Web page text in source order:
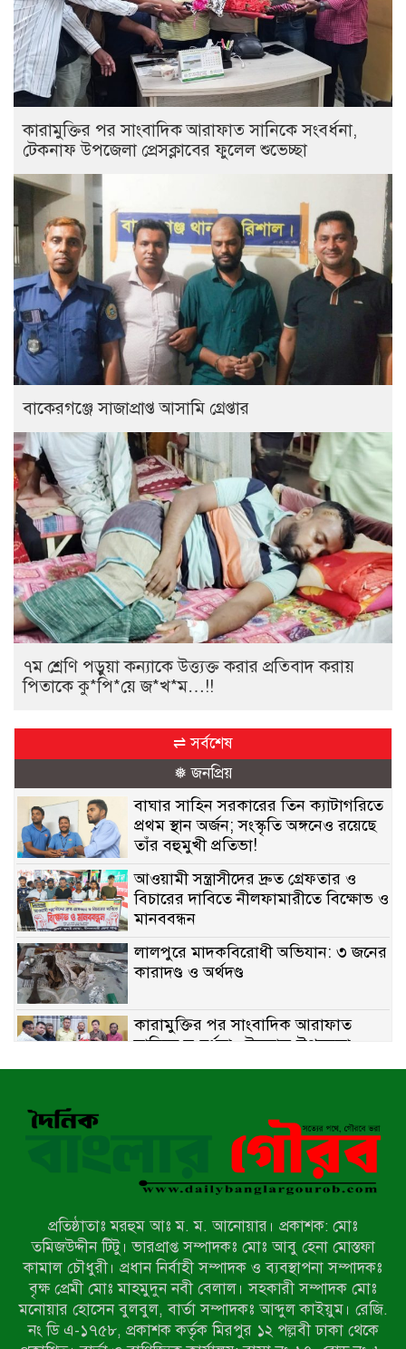
কারামুক্তির পর সাংবাদিক আরাফাত সানিকে সংবর্ধনা,
টেকনাফ উপজেলা প্রেসক্লাবের ফুলেল শুভেচ্ছা
বাকেরগঞ্জে সাজাপ্রাপ্ত আসামি গ্রেপ্তার
৭ম শ্রেণি পড়ুয়া কন্যাকে উত্ত্যক্ত করার প্রতিবাদ করায়
পিতাকে কু*পি*য়ে জ*খ*ম…!!
⇌ সর্বশেষ
❅ জনপ্রিয়
বাঘার সাহিন সরকারের তিন ক্যাটাগরিতে
প্রথম স্থান অর্জন; সংস্কৃতি অঙ্গনেও রয়েছে
তাঁর বহুমুখী প্রতিভা!
আওয়ামী সন্ত্রাসীদের দ্রুত গ্রেফতার ও
বিচারের দাবিতে নীলফামারীতে বিক্ষোভ ও
মানববন্ধন
লালপুরে মাদকবিরোধী অভিযান: ৩ জনের
কারাদণ্ড ও অর্থদণ্ড
কারামুক্তির পর সাংবাদিক আরাফাত
সানিকে সংবর্ধনা, টেকনাফ উপজেলা
প্রেসক্লাবের ফুলেল শুভেচ্ছা
মিয়ানমারের সীমান্তে স্থলমাইন বিস্ফোরণ:
উখিয়ার এক যুবকের পা বিচ্ছিন্ন
৭ম শ্রেণি পড়ুয়া কন্যাকে উত্ত্যক্ত করার
প্রতিবাদ করায় পিতাকে কু*পি*য়ে
জ*খ*ম…!!
জুলাই গণঅভ্যুত্থান দিবস-২০২৬ উপলক্ষে
নীলফামারীতে শহিদদের স্মরণে দোয়া
প্রতিষ্ঠাতাঃ মরহুম আঃ ম. ম. আনোয়ার। প্রকাশক: মোঃ
তমিজউদ্দীন টিটু। ভারপ্রাপ্ত সম্পাদকঃ মোঃ আবু হেনা মোস্তফা
কামাল চৌধুরী। প্রধান নির্বাহী সম্পাদক ও ব্যবস্থাপনা সম্পাদকঃ
বৃক্ষ প্রেমী মোঃ মাহমুদুন নবী বেলাল। সহকারী সম্পাদক মোঃ
মনোয়ার হোসেন বুলবুল, বার্তা সম্পাদকঃ আব্দুল কাইয়ুম। রেজি.
নং ডি এ-১৭৫৮, প্রকাশক কর্তৃক মিরপুর ১২ পল্লবী ঢাকা থেকে